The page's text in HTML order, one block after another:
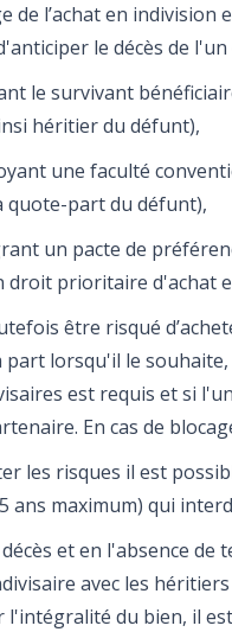
de l’achat en
le décès de
le survivant
héritier du défunt),
une faculté
quote-part du défunt),
un pacte de
droit prioritaire d'achat
être risqué
part lorsqu'il le
est requis et si
En cas de
les risques il est
ans maximum) qui
décès et en l'absence
avec les
l'intégralité du bien, il